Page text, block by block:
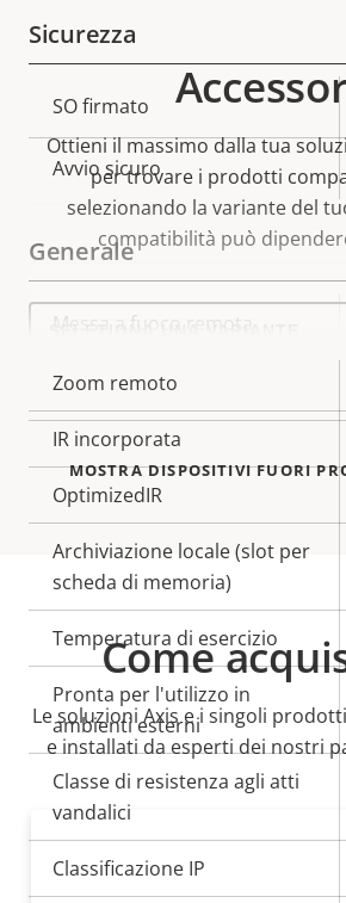
Sicurezza
Descrizione
della
proprietà
Valore
della
proprietà
SO firmato
Avvio sicuro
Generale
Descrizione
proprietà
Messa a fuoco remota
Zoom remoto
IR incorporata
OptimizedIR
Archiviazione locale (slot per
scheda di memoria)
Temperatura di esercizio
Pronta per l'utilizzo in
ambienti esterni
Classe di resistenza agli atti
vandalici
Classificazione IP
Ottieni il massimo dalla tua
per trovare i prodotti
selezionando la variante del
compatibilità può
Select
variant:
MOSTRA DISPOSITIVI FUORI
Come
Le soluzioni Axis e i singoli
e installati da esperti dei nostri